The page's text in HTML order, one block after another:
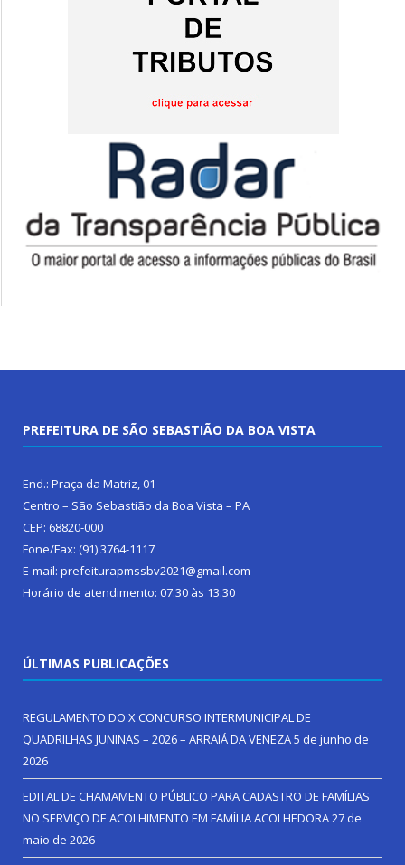
PREFEITURA DE SÃO SEBASTIÃO DA BOA VISTA
End.: Praça da Matriz, 01
Centro – São Sebastião da Boa Vista – PA
CEP: 68820-000
Fone/Fax: (91) 3764-1117
E-mail: prefeiturapmssbv2021@gmail.com
Horário de atendimento: 07:30 às 13:30
ÚLTIMAS PUBLICAÇÕES
REGULAMENTO DO X CONCURSO INTERMUNICIPAL DE
QUADRILHAS JUNINAS – 2026 – ARRAIÁ DA VENEZA5 de junho de
2026
EDITAL DE CHAMAMENTO PÚBLICO PARA CADASTRO DE FAMÍLIAS
NO SERVIÇO DE ACOLHIMENTO EM FAMÍLIA ACOLHEDORA27 de
maio de 2026